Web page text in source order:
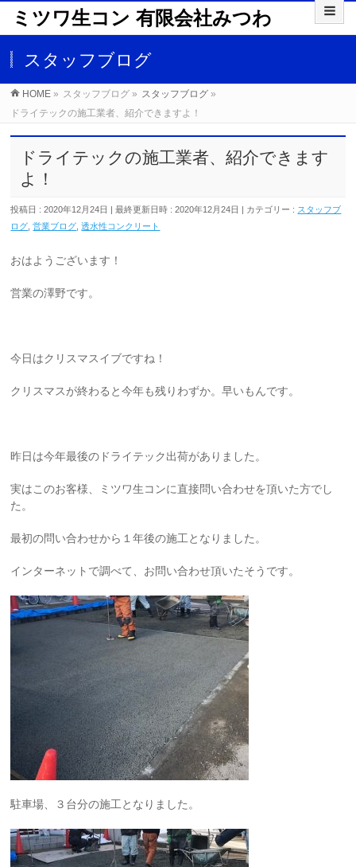
ミツワ生コン 有限会社みつわ
スタッフブログ
HOME » スタッフブログ » スタッフブログ »
ドライテックの施工業者、紹介できますよ！
ドライテックの施工業者、紹介できます
よ！
投稿日 : 2020年12月24日 最終更新日時 : 2020年12月24日 カテゴリー : スタッフブ
ログ ,営業ブログ ,透水性コンクリート
おはようございます！
営業の澤野です。
今日はクリスマスイブですね！
クリスマスが終わると今年も残りわずか。早いもんです。
昨日は今年最後のドライテック出荷がありました。
実はこのお客様、ミツワ生コンに直接問い合わせを頂いた方でし
た。
最初の問い合わせから１年後の施工となりました。
インターネットで調べて、お問い合わせ頂いたそうです。
駐車場、３台分の施工となりました。